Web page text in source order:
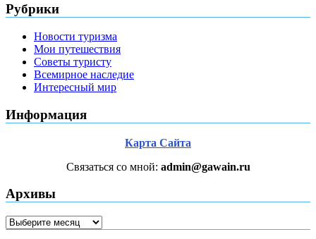
Рубрики
Новости туризма
Мои путешествия
Советы туристу
Всемирное наследие
Интересный мир
Информация
Карта Сайта
Связаться со мной: admin@gawain.ru
Архивы
Архивы